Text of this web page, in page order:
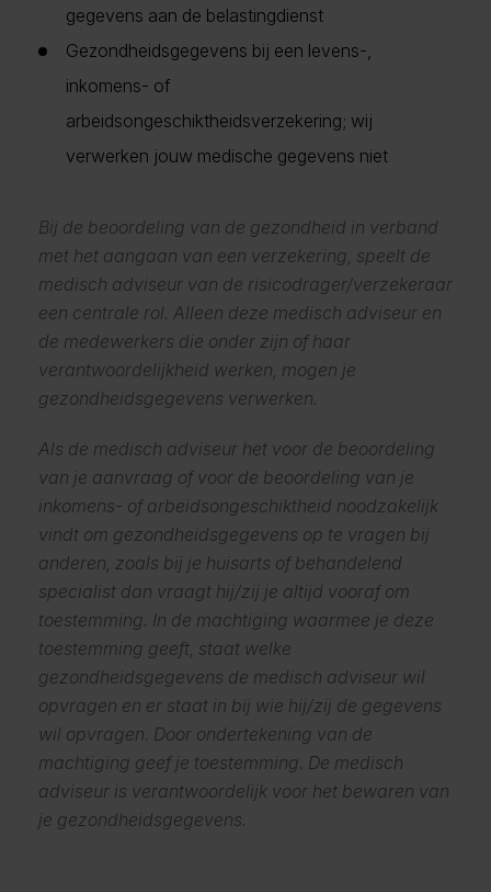
gegevens aan de belastingdienst
Gezondheidsgegevens bij een levens-,
inkomens- of
arbeidsongeschiktheidsverzekering; wij
verwerken jouw medische gegevens niet
Bij de beoordeling van de gezondheid in verband
met het aangaan van een verzekering, speelt de
medisch adviseur van de risicodrager/verzekeraar
een centrale rol. Alleen deze medisch adviseur en
de medewerkers die onder zijn of haar
verantwoordelijkheid werken, mogen je
gezondheidsgegevens verwerken.
Als de medisch adviseur het voor de beoordeling
van je aanvraag of voor de beoordeling van je
inkomens- of arbeidsongeschiktheid noodzakelijk
vindt om gezondheidsgegevens op te vragen bij
anderen, zoals bij je huisarts of behandelend
specialist dan vraagt hij/zij je altijd vooraf om
toestemming. In de machtiging waarmee je deze
toestemming geeft, staat welke
gezondheidsgegevens de medisch adviseur wil
opvragen en er staat in bij wie hij/zij de gegevens
wil opvragen. Door ondertekening van de
machtiging geef je toestemming. De medisch
adviseur is verantwoordelijk voor het bewaren van
je gezondheidsgegevens.